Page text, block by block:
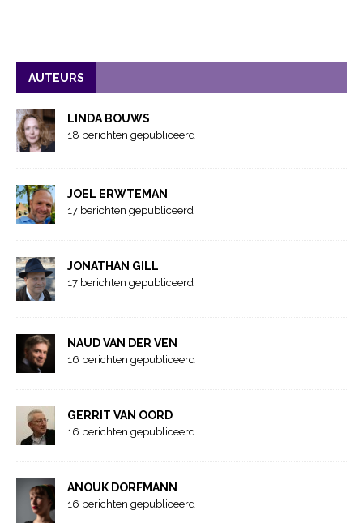
AUTEURS
LINDA BOUWS
18 berichten gepubliceerd
JOEL ERWTEMAN
17 berichten gepubliceerd
JONATHAN GILL
17 berichten gepubliceerd
NAUD VAN DER VEN
16 berichten gepubliceerd
GERRIT VAN OORD
16 berichten gepubliceerd
ANOUK DORFMANN
16 berichten gepubliceerd